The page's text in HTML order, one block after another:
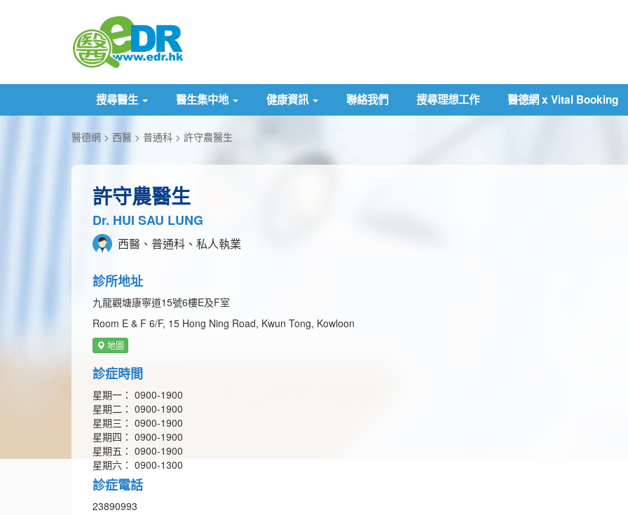
搜尋醫生 醫生集中地 健康資訊 聯絡我們 搜尋理想工作 醫德網 x Vital Booking
醫德網 西醫 普通科 許守農醫生
許守農醫生
Dr. HUI SAU LUNG
西醫、普通科、私人執業
診所地址
九龍觀塘康寧道15號6樓E及F室
Room E & F 6/F, 15 Hong Ning Road, Kwun Tong, Kowloon
地圖
診症時間
星期一： 0900-1900
星期二： 0900-1900
星期三： 0900-1900
星期四： 0900-1900
星期五： 0900-1900
星期六： 0900-1300
診症電話
23890993